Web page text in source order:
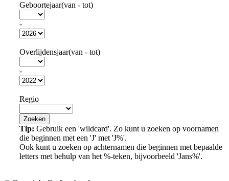
Geboortejaar(van - tot)
-
Overlijdensjaar(van - tot)
-
Regio
Tip: Gebruik een 'wildcard'. Zo kunt u zoeken op voornamen
die beginnen met een 'J' met 'J%'.
Ook kunt u zoeken op achternamen die beginnen met bepaalde
letters met behulp van het %-teken, bijvoorbeeld 'Jans%'.